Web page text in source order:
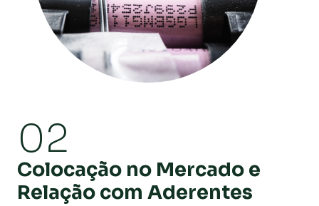
02
Colocação no Mercado e
Relação com Aderentes